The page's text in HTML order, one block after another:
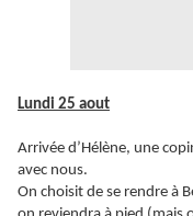
Lundi 25 aout
Arrivée d’Hélène, une
avec nous.
On choisit de se rendre à